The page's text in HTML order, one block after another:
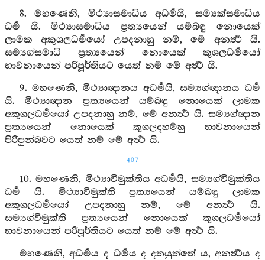
8. මහණෙනි, මිථ්‍යාසමාධිය අධර්‍මයි, සම්‍යක්සමාධිය
ධර්‍ම යි. මිථ්‍යාසමාධිය ප්‍රත්‍යයෙන් යම්බඳු නොයෙක්
ලාමක අකුශලධර්‍මයෝ උපදනාහු නම්, මේ අනර්‍ත්‍ථ යි.
සම්‍යග්සමාධි ප්‍රත්‍යයෙන් නොයෙක් කුශලධර්‍මයෝ
භාවනායෙන් පරිපූර්තියට යෙත් නම් මේ අර්‍ත්‍ථ යි.
9. මහණෙනි, මිථ්‍යාඥානය අධර්‍මයි, සම්‍යග්ඥානය ධර්‍ම
යි. මිථ්‍යාඥාන ප්‍රත්‍යයෙන් යම්බඳු නොයෙක් ලාමක
අකුශලධර්‍මයෝ උපදනාහු නම්, මේ අනර්‍ත්‍ථ යි. සම්‍යග්ඥාන
ප්‍රත්‍යයෙන් නොයෙක් කුශලදහම්හු භාවනායෙන්
පිරිපුන්බවට යෙත් නම් මේ අර්‍ත්‍ථ යි.
407
10. මහණෙනි, මිථ්‍යාවිමුක්තිය අධර්‍මයි, සම්‍යග්විමුක්තිය
ධර්‍ම යි. මිථ්‍යාවිමුක්ති ප්‍රත්‍යයෙන් යම්බඳු ලාමක
අකුශලධර්‍මයෝ උපදනාහු නම්, මේ අනර්‍ත්‍ථ යි.
සම්‍යග්විමුක්ති ප්‍රත්‍යයෙන් නොයෙක් කුශලධර්‍මයෝ
භාවනායෙන් පරිපූර්තියට යෙත් නම් මේ අර්‍ත්‍ථ යි.
මහණෙනි, අධර්‍මය ද ධර්‍මය ද දතයුත්තේ ය, අනර්‍ත්‍ථය ද